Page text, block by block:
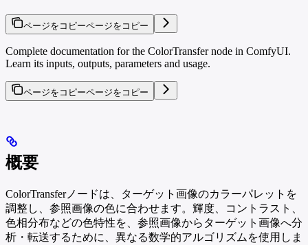
ページをコピーページをコピー
Complete documentation for the ColorTransfer node in ComfyUI.
Learn its inputs, outputs, parameters and usage.
ページをコピーページをコピー
概要
ColorTransferノードは、ターゲット画像のカラーパレットを
調整し、参照画像の色に合わせます。輝度、コントラスト、
色相分布などの色特性を、参照画像からターゲット画像へ分
析・転送するために、異なる数学的アルゴリズムを使用しま